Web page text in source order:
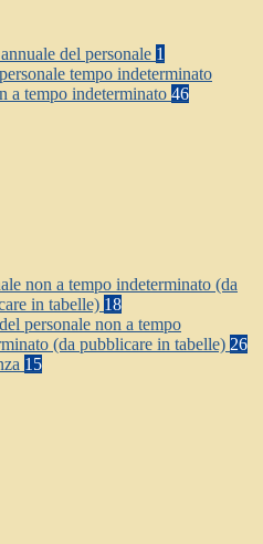
del personale 1
tempo indeterminato
a tempo indeterminato 46
non a tempo indeterminato (da
in tabelle) 18
personale non a tempo
(da pubblicare in tabelle) 26
15